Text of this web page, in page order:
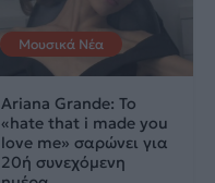
Μουσικά Νέα
Ariana Grande: Το
«hate that i made you
love me» σαρώνει για
20ή συνεχόμενη